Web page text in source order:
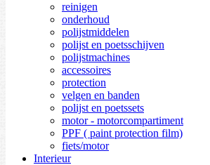
reinigen
onderhoud
polijstmiddelen
polijst en poetsschijven
polijstmachines
accessoires
protection
velgen en banden
polijst en poetssets
motor - motorcompartiment
PPF ( paint protection film)
fiets/motor
Interieur